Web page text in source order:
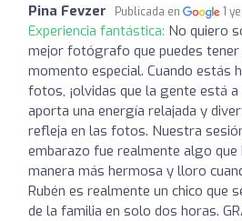
Pina Fevzer Publicada en 1
Experiencia fantástica: No quiero
mejor fotógrafo que puedes
momento especial. Cuando estás
fotos, ¡olvidas que la gente está
aporta una energía relajada y
refleja en las fotos. Nuestra
embarazo fue realmente algo que
manera más hermosa y lloro
Rubén es realmente un chico que
de la familia en solo dos horas.